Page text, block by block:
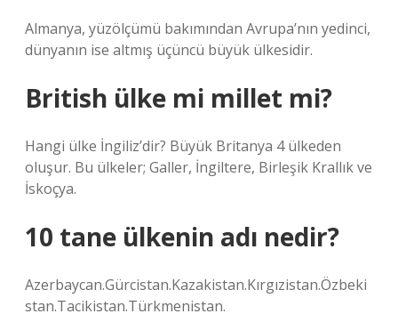
Almanya, yüzölçümü bakımından Avrupa’nın yedinci,
dünyanın ise altmış üçüncü büyük ülkesidir.
British ülke mi millet mi?
Hangi ülke İngiliz’dir? Büyük Britanya 4 ülkeden
oluşur. Bu ülkeler; Galler, İngiltere, Birleşik Krallık ve
İskoçya.
10 tane ülkenin adı nedir?
Azerbaycan.Gürcistan.Kazakistan.Kırgızistan.Özbeki
stan.Tacikistan.Türkmenistan.